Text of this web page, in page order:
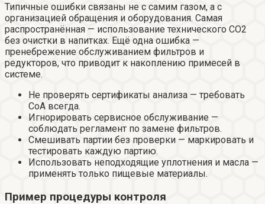
Типичные ошибки связаны не с самим газом, а с
организацией обращения и оборудования. Самая
распространённая — использование технического CO2
без очистки в напитках. Ещё одна ошибка —
пренебрежение обслуживанием фильтров и
редукторов, что приводит к накоплению примесей в
системе.
Не проверять сертификаты анализа — требовать
CoA всегда.
Игнорировать сервисное обслуживание —
соблюдать регламент по замене фильтров.
Смешивать партии без проверки — маркировать и
тестировать каждую партию.
Использовать неподходящие уплотнения и масла —
применять только пищевые материалы.
Пример процедуры контроля